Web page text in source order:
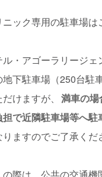
ニック専用の駐車場は
ル・アゴーラリージェ
地下駐車場（250台駐
けますが、 満車の
担で近隣駐車場等へ駐
りますのでご了承くだ